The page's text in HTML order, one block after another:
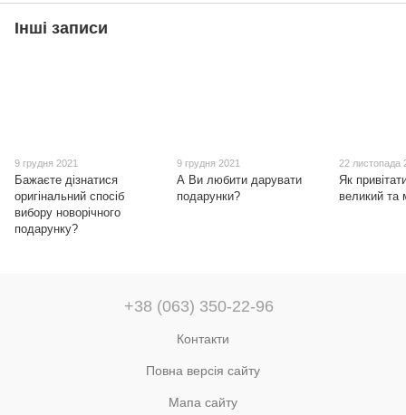
Інші записи
9 грудня 2021
Бажаєте дізнатися
оригінальний спосіб
вибору новорічного
подарунку?
9 грудня 2021
А Ви любити дарувати
подарунки?
22 листопада
Як
великий та
+38 (063) 350-22-96
Контакти
Повна версія сайту
Мапа сайту